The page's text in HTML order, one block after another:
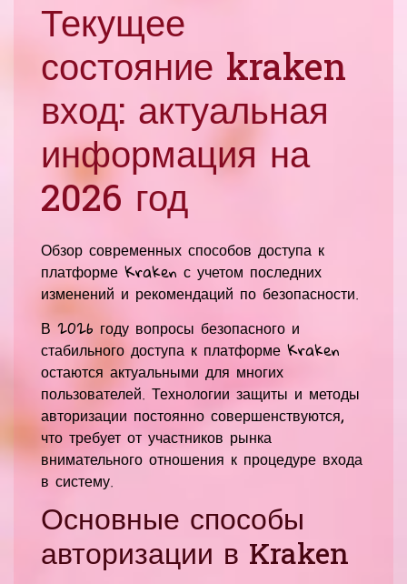
Текущее
состояние kraken
вход: актуальная
информация на
2026 год
Обзор современных способов доступа к
платформе Kraken с учетом последних
изменений и рекомендаций по безопасности.
В 2026 году вопросы безопасного и
стабильного доступа к платформе Kraken
остаются актуальными для многих
пользователей. Технологии защиты и методы
авторизации постоянно совершенствуются,
что требует от участников рынка
внимательного отношения к процедуре входа
в систему.
Основные способы
авторизации в Kraken